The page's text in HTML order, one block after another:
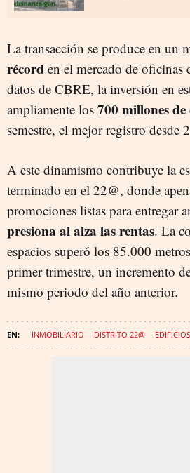
La transacción se produce en un
récord en el mercado de oficinas
datos de CBRE, la inversión en
ampliamente los 700 millones de
semestre, el mejor registro desde
A este dinamismo contribuye la
terminado en el 22@, donde
promociones listas para entregar
presiona al alza las rentas. La
espacios superó los 85.000
primer trimestre, un incremento
mismo periodo del año anterior.
INMOBILIARIO DISTRITO 22@ EDIFICIOS